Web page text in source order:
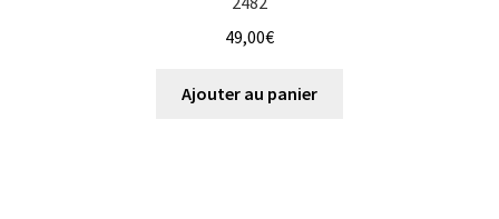
49,00€
Ajouter au panier